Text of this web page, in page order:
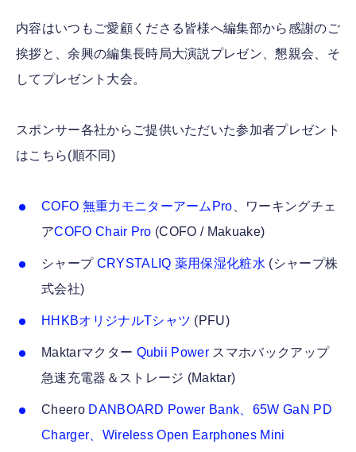
内容はいつもご愛顧くださる皆様へ編集部から感謝のご
挨拶と、余興の編集長時局大演説プレゼン、懇親会、そ
してプレゼント大会。
スポンサー各社からご提供いただいた参加者プレゼント
はこちら(順不同)
COFO 無重力モニターアームPro 、ワーキングチェ
アCOFO Chair Pro (COFO / Makuake)
シャープ CRYSTALIQ 薬用保湿化粧水 (シャープ株
式会社)
HHKBオリジナルTシャツ (PFU)
Maktarマクター Qubii Power スマホバックアップ
急速充電器＆ストレージ (Maktar)
Cheero DANBOARD Power Bank、65W GaN PD
Charger、Wireless Open Earphones Mini